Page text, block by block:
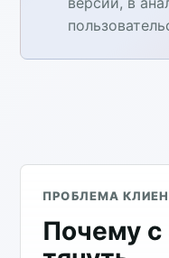
ПРОБЛЕМА
Почему с